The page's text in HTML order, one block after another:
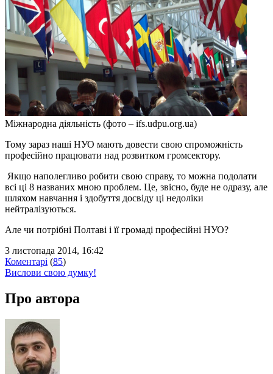
Міжнародна діяльність (фото – ifs.udpu.org.ua)
Тому зараз наші НУО мають довести свою спроможність
професійно працювати над розвитком громсектору.
Якщо наполегливо робити свою справу, то можна подолати
всі ці 8 названих мною проблем. Це, звісно, буде не одразу, але
шляхом навчання і здобуття досвіду ці недоліки
нейтралізуються.
Але чи потрібні Полтаві і її громаді професійні НУО?
3 листопада 2014, 16:42
Коментарі (85)
Вислови свою думку!
Про автора